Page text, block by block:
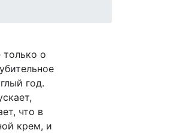
только о
год.
что в
крем, и